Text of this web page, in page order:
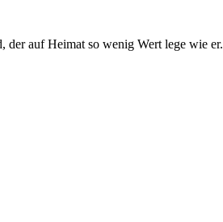
der auf Heimat so wenig Wert lege wie er.